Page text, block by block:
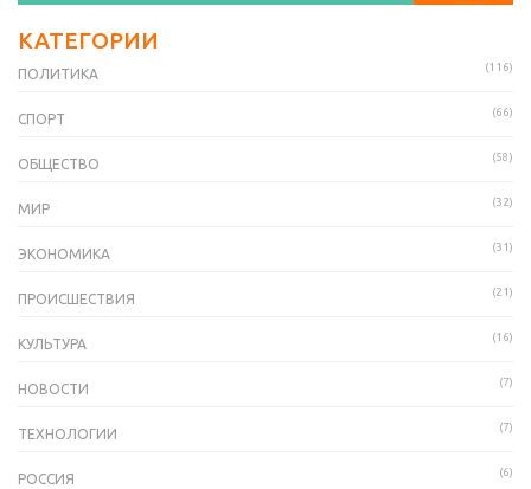
КАТЕГОРИИ
ПОЛИТИКА (116)
СПОРТ (66)
ОБЩЕСТВО (58)
МИР (32)
ЭКОНОМИКА (31)
ПРОИСШЕСТВИЯ (21)
КУЛЬТУРА (16)
НОВОСТИ (7)
ТЕХНОЛОГИИ (7)
РОССИЯ (6)